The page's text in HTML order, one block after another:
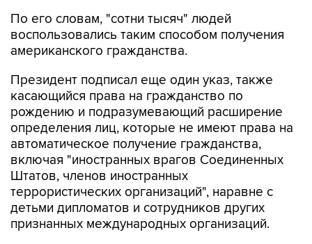
По его словам, "сотни тысяч" людей
воспользовались таким способом получения
американского гражданства.
Президент подписал еще один указ, также
касающийся права на гражданство по
рождению и подразумевающий расширение
определения лиц, которые не имеют права на
автоматическое получение гражданства,
включая "иностранных врагов Соединенных
Штатов, членов иностранных
террористических организаций", наравне с
детьми дипломатов и сотрудников других
признанных международных организаций.